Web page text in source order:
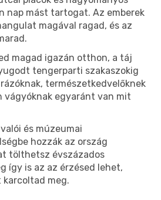
nap mást tartogat. Az emberek
magával ragad, és az
magad igazán otthon, a táj
tengerparti szakaszokig
természetkedvelőknek
vágyóknak egyaránt van mit
és múzeumai
hozzák az ország
tölthetsz évszázados
így is az az érzésed lehet,
meg.